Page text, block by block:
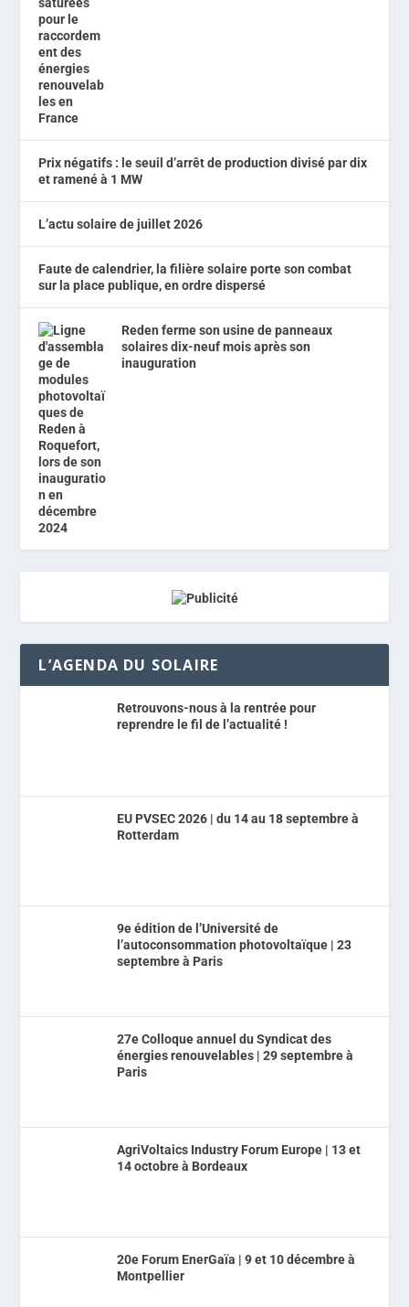
Prix négatifs : le seuil d’arrêt de production divisé par dix
et ramené à 1 MW
L’actu solaire de juillet 2026
Faute de calendrier, la filière solaire porte son combat
sur la place publique, en ordre dispersé
Reden ferme son usine de panneaux
solaires dix-neuf mois après son
inauguration
L’AGENDA DU SOLAIRE
Retrouvons-nous à la rentrée pour
reprendre le fil de l’actualité !
EU PVSEC 2026 | du 14 au 18 septembre à
Rotterdam
9e édition de l’Université de
l’autoconsommation photovoltaïque | 23
septembre à Paris
27e Colloque annuel du Syndicat des
énergies renouvelables | 29 septembre à
Paris
AgriVoltaics Industry Forum Europe | 13 et
14 octobre à Bordeaux
20e Forum EnerGaïa | 9 et 10 décembre à
Montpellier